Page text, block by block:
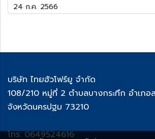
24 ก.ค. 2566
บริษัท ไทยฮัวโฟร์ยู จำกัด
108/210 หมู่ที่ 2 ตำบลบางกระทึก อำเภอ
จังหวัดนครปฐม 73210
โทร: 0649524616